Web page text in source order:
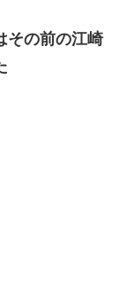
その前の江崎